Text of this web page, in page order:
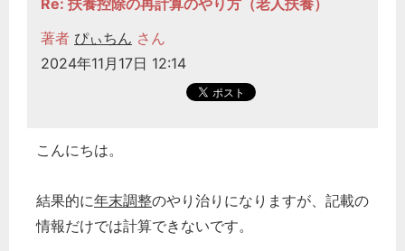
Re: 扶養控除の再計算のやり方（老人扶養）
著者 ぴぃちん さん
2024年11月17日 12:14
こんにちは。
結果的に年末調整のやり治りになりますが、記載の
情報だけでは計算できないです。